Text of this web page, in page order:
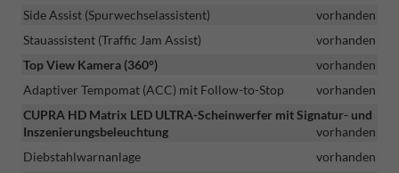
Side Assist (Spurwechselassistent)
vorhanden
Stauassistent (Traffic Jam Assist)
vorhanden
Top View Kamera (360°)
vorhanden
Adaptiver Tempomat (ACC) mit Follow-to-Stop
vorhanden
CUPRA HD Matrix LED ULTRA-Scheinwerfer mit Signatur- und
Inszenierungsbeleuchtung
vorhanden
Diebstahlwarnanlage
vorhanden